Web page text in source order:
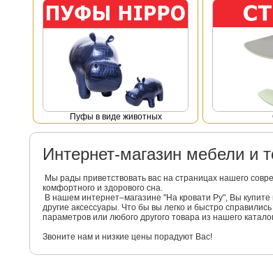
Пуфы в виде животных
Интернет-магазин мебели
Мы рады приветствовать вас на страницах нашего
комфортного и здорового сна.
В нашем интернет–магазине "На кровати Ру", Вы
другие аксессуары. Что бы вы легко и быстро
параметров или любого другого товара из нашего
Звоните нам и низкие цены порадуют Вас!